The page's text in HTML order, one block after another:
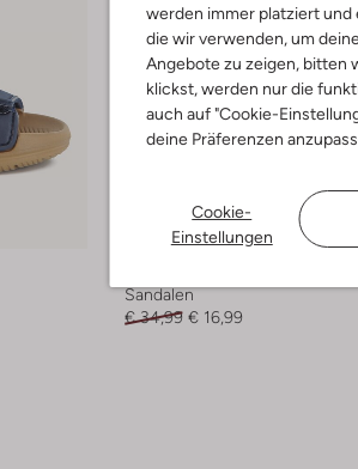
werden immer platziert
die wir verwenden, um
Angebote zu zeigen, bitten
klickst, werden nur die
auch auf "Cookie-
deine Präferenzen
Cookie-
Einstellungen
Letzter Artikel
-50%
Sandalen
€ 34,99 € 16,99